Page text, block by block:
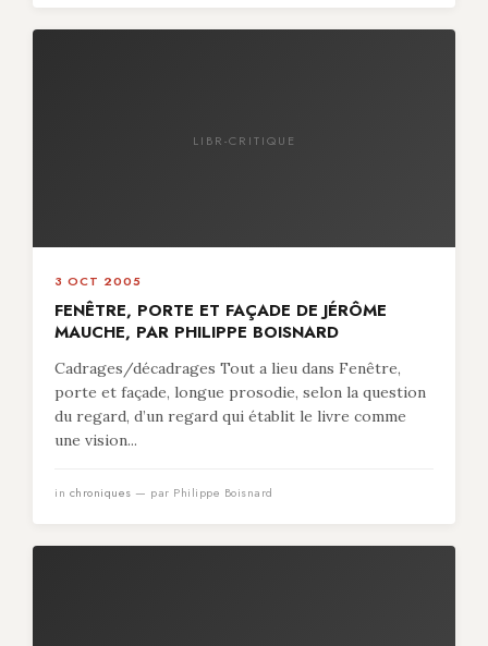
LIBR-CRITIQUE
3 OCT 2005
FENÊTRE, PORTE ET FAÇADE DE JÉRÔME
MAUCHE, PAR PHILIPPE BOISNARD
Cadrages/décadrages Tout a lieu dans Fenêtre,
porte et façade, longue prosodie, selon la question
du regard, d’un regard qui établit le livre comme
une vision...
in chroniques — par Philippe Boisnard